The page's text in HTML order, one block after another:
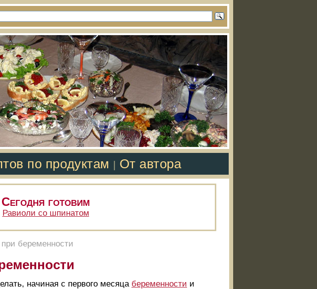
по продуктам От автора
Сегодня готовим
Равиоли со шпинатом
беременности
начиная с первого месяца беременности и